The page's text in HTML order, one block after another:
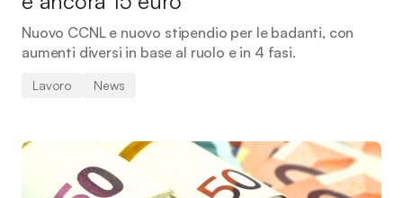
Nuovo CCNL e nuovo stipendio per le badanti, con
aumenti diversi in base al ruolo e in 4 fasi.
Lavoro News